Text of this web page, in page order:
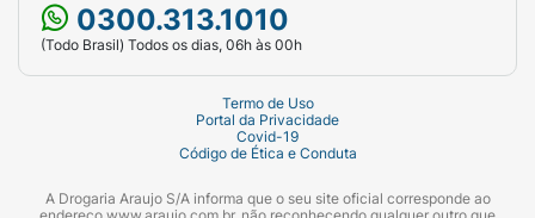
0300.313.1010
(Todo Brasil) Todos os dias, 06h às 00h
Termo de Uso
Portal da Privacidade
Covid-19
Código de Ética e Conduta
A Drogaria Araujo S/A informa que o seu site oficial corresponde ao